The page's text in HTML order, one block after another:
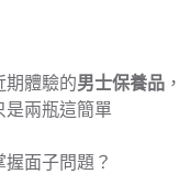
期體驗的男士保養品
是兩瓶這簡單
面子問題？